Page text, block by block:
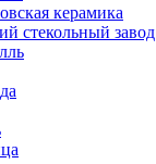
керамика
стекольный завод